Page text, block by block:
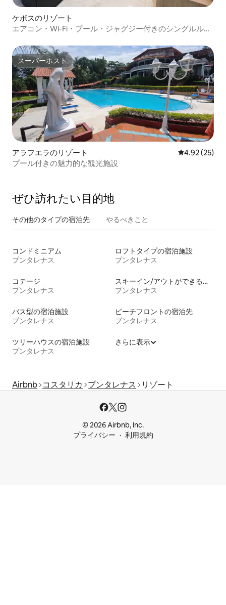
ケポスのリゾート
エアコン・Wi-Fi・プール・ジャグジー付きのシングルルー
スーパーホスト
スーパーホスト
アラフエラのリゾート レビュー25
4.92 (25)
プール付きの魅力的な観光施設
ぜひ訪⁠れ⁠た⁠い目⁠的⁠地
その他のタ⁠イ⁠プ⁠の宿⁠泊⁠先 やるべきこと
コンドミニアム
プンタレナス
ロフトタイプの宿泊施設
プンタレナス
コテージ
プンタレナス
スキーイン/アウトができる宿泊先
プンタレナス
バス型の宿泊施設
プンタレナス
ビーチフロントの宿泊先
プンタレナス
ツリーハウスの宿泊施設
プンタレナス
さらに表示
Airbnb コスタリカ プンタレナス リゾート
© 2026 Airbnb, Inc.
プライバシー
利用規約